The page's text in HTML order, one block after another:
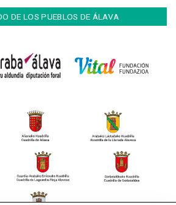
DE LOS PUEBLOS DE ÁLAVA